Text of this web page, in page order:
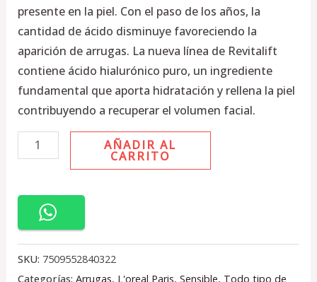
presente en la piel. Con el paso de los años, la
cantidad de ácido disminuye favoreciendo la
aparición de arrugas. La nueva línea de Revitalift
contiene ácido hialurónico puro, un ingrediente
fundamental que aporta hidratación y rellena la piel
contribuyendo a recuperar el volumen facial.
AÑADIR AL
CARRITO
SKU: 7509552840322
Categorías: Arrugas, L'oreal Paris, Sensible, Todo tipo de